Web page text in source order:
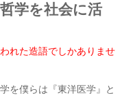
学を社会に活
れた造語でしかありませ
を僕らは『東洋医学』と